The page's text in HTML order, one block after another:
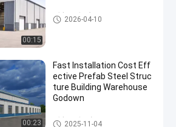
00:15
प्रीफैब स्टील वेयरहाउस
2026-04-10
00:23
Fast Installation Cost Eff
ective Prefab Steel Struc
ture Building Warehouse
Godown
प्रीफैब स्टील गोदाम
2025-11-04